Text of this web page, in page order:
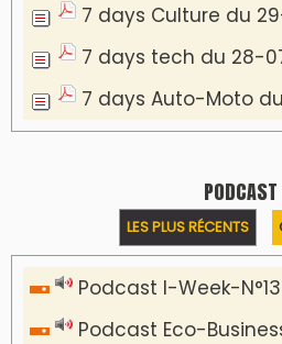
7 days Culture du
7 days tech du 28-
7 days Auto-Moto
LES PLUS RÉCENTS
Podcast I-Week-
Podcast Eco-